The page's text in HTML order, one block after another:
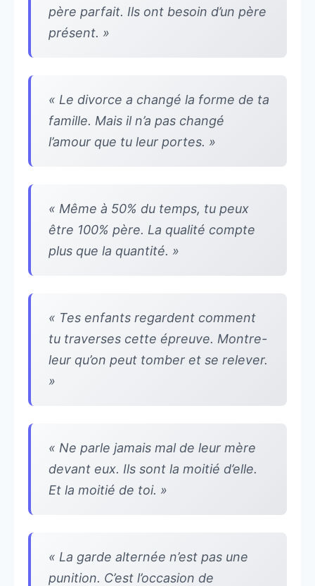
père parfait. Ils ont besoin d’un père
présent. »
« Le divorce a changé la forme de ta
famille. Mais il n’a pas changé
l’amour que tu leur portes. »
« Même à 50% du temps, tu peux
être 100% père. La qualité compte
plus que la quantité. »
« Tes enfants regardent comment
tu traverses cette épreuve. Montre-
leur qu’on peut tomber et se relever.
»
« Ne parle jamais mal de leur mère
devant eux. Ils sont la moitié d’elle.
Et la moitié de toi. »
« La garde alternée n’est pas une
punition. C’est l’occasion de